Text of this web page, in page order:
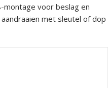
montage voor beslag en
met sleutel of dop